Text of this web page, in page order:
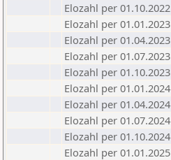
Elozahl per 01.10.2022
Elozahl per 01.01.2023
Elozahl per 01.04.2023
Elozahl per 01.07.2023
Elozahl per 01.10.2023
Elozahl per 01.01.2024
Elozahl per 01.04.2024
Elozahl per 01.07.2024
Elozahl per 01.10.2024
Elozahl per 01.01.2025